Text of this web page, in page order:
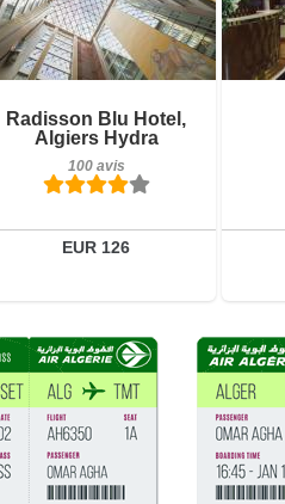
Radisson Blu Hotel,
Algiers Hydra
100 avis
EUR 126
100 avis
Détails
Réserver